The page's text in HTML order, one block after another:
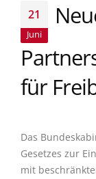
21
Juni
für
Das
Gesetzes zur
mit